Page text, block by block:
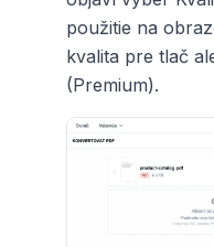
použitie na
kvalita pre tlač
(Premium).